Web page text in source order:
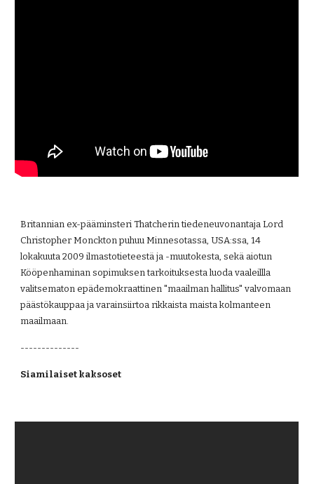
Britannian ex-pääminsteri Thatcherin tiedeneuvonantaja Lord
Christopher Monckton puhuu Minnesotassa, USA:ssa, 14
lokakuuta 2009 ilmastotieteestä ja -muutokesta, sekä aiotun
Kööpenhaminan sopimuksen tarkoituksesta luoda vaaleillla
valitsematon epädemokraattinen "maailman hallitus" valvomaan
päästökauppaa ja varainsiirtoa rikkaista maista kolmanteen
maailmaan.
--------------
Siamilaiset kaksoset